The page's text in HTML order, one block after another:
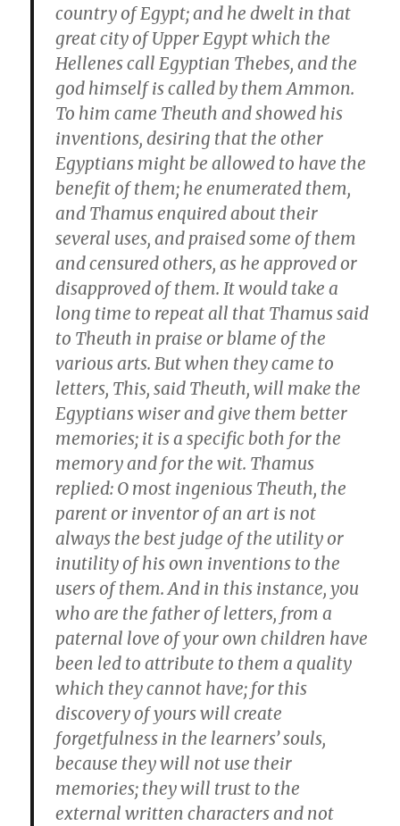
country of Egypt; and he dwelt in that
great city of Upper Egypt which the
Hellenes call Egyptian Thebes, and the
god himself is called by them Ammon.
To him came Theuth and showed his
inventions, desiring that the other
Egyptians might be allowed to have the
benefit of them; he enumerated them,
and Thamus enquired about their
several uses, and praised some of them
and censured others, as he approved or
disapproved of them. It would take a
long time to repeat all that Thamus said
to Theuth in praise or blame of the
various arts. But when they came to
letters, This, said Theuth, will make the
Egyptians wiser and give them better
memories; it is a specific both for the
memory and for the wit. Thamus
replied: O most ingenious Theuth, the
parent or inventor of an art is not
always the best judge of the utility or
inutility of his own inventions to the
users of them. And in this instance, you
who are the father of letters, from a
paternal love of your own children have
been led to attribute to them a quality
which they cannot have; for this
discovery of yours will create
forgetfulness in the learners’ souls,
because they will not use their
memories; they will trust to the
external written characters and not